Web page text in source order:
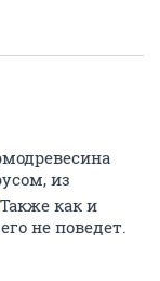
из
Также как и
не поведет.